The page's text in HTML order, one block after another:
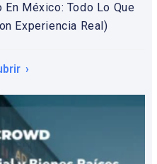
México: Todo Lo Que
Experiencia Real)